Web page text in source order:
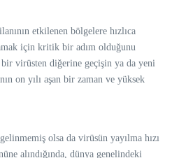
etkilenen bölgelere hızlıca
için kritik bir adım olduğunu
virüsten diğerine geçişin ya da yeni
on yılı aşan bir zaman ve yüksek
olsa da virüsün yayılma hızı
alındığında, dünya genelindeki